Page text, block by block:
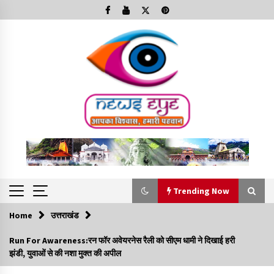
to
Trending Now
Trending Now
Minorities Rights Day : विश्व अल्पसंख्यक अधिकार दिवस
कार्यक्रम में शामिल हुए सीएम,आधुनिक मदरसों का नाम अब्दुल कलाम के नाम
Home उत्तराखंड
Run For Awareness:रन फॉर अवेयरनेस रैली को सीएम धामी ने दिखाई हरी
झंडी, युवाओं से की नशा मुक्त की अपील